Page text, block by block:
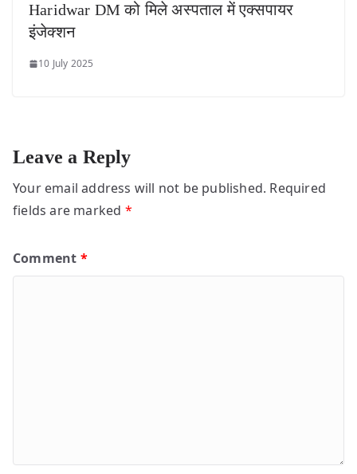
Haridwar DM को मिले अस्पताल में एक्सपायर
इंजेक्शन
10 July 2025
Leave a Reply
Your email address will not be published. Required
fields are marked *
Comment *